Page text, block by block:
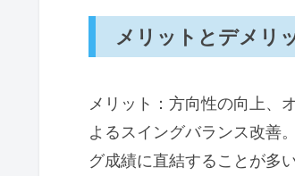
メリットとデメリ
メリット：方向性の向上、
よるスイングバランス改善
グ成績に直結することが多い